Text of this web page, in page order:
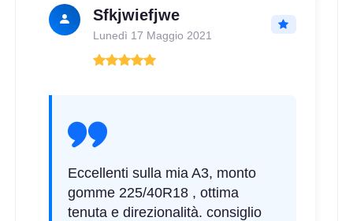
Sfkjwiefjwe
Lunedì 17 Maggio 2021
Eccellenti sulla mia A3, monto
gomme 225/40R18 , ottima
tenuta e direzionalità. consiglio